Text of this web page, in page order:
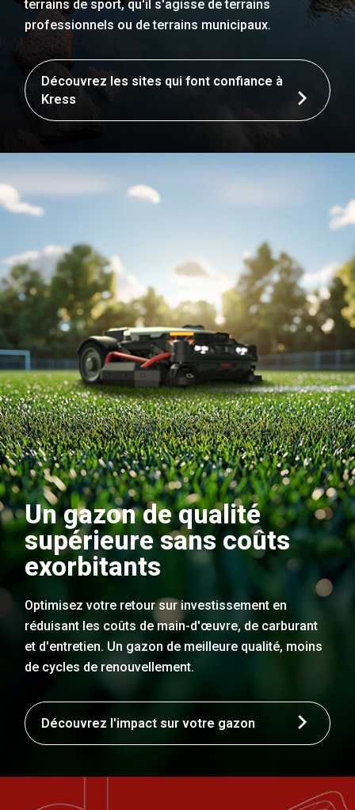
terrains de sport, qu'il s'agisse de terrains
professionnels ou de terrains municipaux.
Découvrez les sites qui font confiance à
Kress
Un gazon de qualité
supérieure sans coûts
exorbitants
Optimisez votre retour sur investissement en
réduisant les coûts de main-d'œuvre, de carburant
et d'entretien. Un gazon de meilleure qualité, moins
de cycles de renouvellement.
Découvrez l'impact sur votre gazon